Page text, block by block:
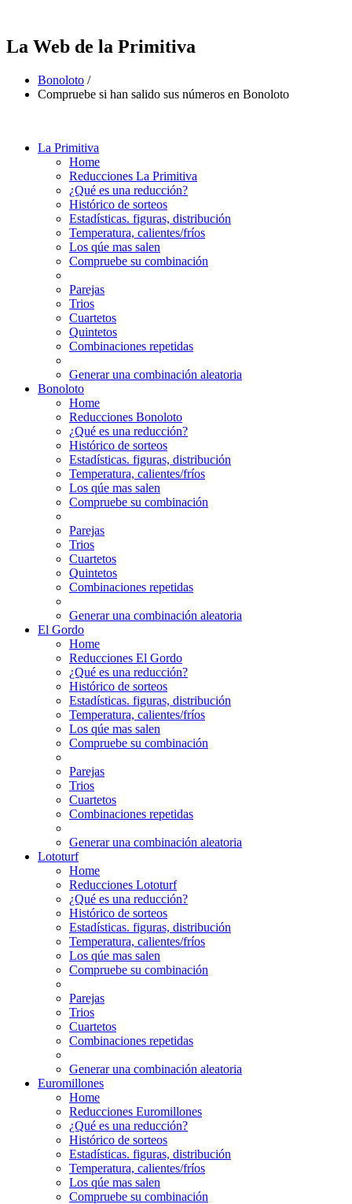
La Web de la Primitiva
Bonoloto /
Compruebe si han salido sus números en Bonoloto
La Primitiva
Home
Reducciones La Primitiva
¿Qué es una reducción?
Histórico de sorteos
Estadísticas. figuras, distribución
Temperatura, calientes/fríos
Los qúe mas salen
Compruebe su combinación
Parejas
Trios
Cuartetos
Quintetos
Combinaciones repetidas
Generar una combinación aleatoria
Bonoloto
Home
Reducciones Bonoloto
¿Qué es una reducción?
Histórico de sorteos
Estadísticas. figuras, distribución
Temperatura, calientes/fríos
Los qúe mas salen
Compruebe su combinación
Parejas
Trios
Cuartetos
Quintetos
Combinaciones repetidas
Generar una combinación aleatoria
El Gordo
Home
Reducciones El Gordo
¿Qué es una reducción?
Histórico de sorteos
Estadísticas. figuras, distribución
Temperatura, calientes/fríos
Los qúe mas salen
Compruebe su combinación
Parejas
Trios
Cuartetos
Combinaciones repetidas
Generar una combinación aleatoria
Lototurf
Home
Reducciones Lototurf
¿Qué es una reducción?
Histórico de sorteos
Estadísticas. figuras, distribución
Temperatura, calientes/fríos
Los qúe mas salen
Compruebe su combinación
Parejas
Trios
Cuartetos
Combinaciones repetidas
Generar una combinación aleatoria
Euromillones
Home
Reducciones Euromillones
¿Qué es una reducción?
Histórico de sorteos
Estadísticas. figuras, distribución
Temperatura, calientes/fríos
Los qúe mas salen
Compruebe su combinación